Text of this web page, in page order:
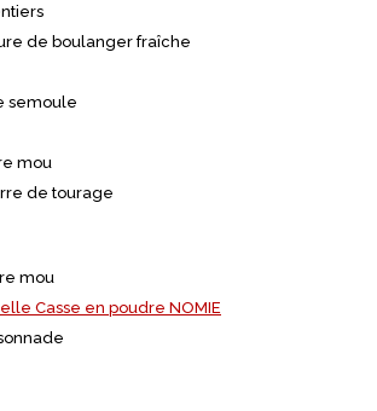
de boulanger fraîche
semoule
mou
de tourage
mou
Casse en poudre NOMIE